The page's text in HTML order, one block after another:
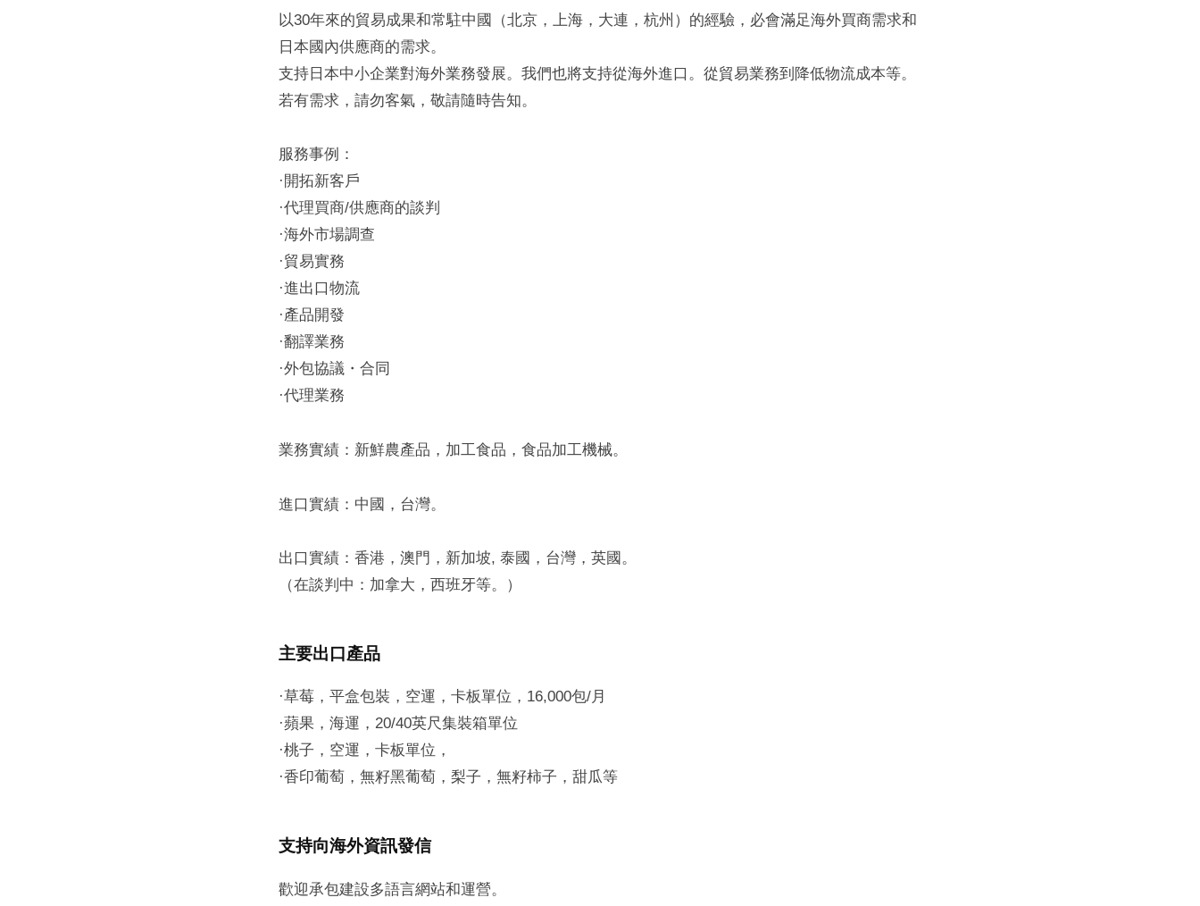
以30年來的貿易成果和常駐中國（北京，上海，大連，杭州）的經驗，必會滿足海外買商需求和
日本國內供應商的需求。
支持日本中小企業對海外業務發展。我們也將支持從海外進口。從貿易業務到降低物流成本等。
若有需求，請勿客氣，敬請隨時告知。
服務事例：
·開拓新客戶
·代理買商/供應商的談判
·海外市場調查
·貿易實務
·進出口物流
·產品開發
·翻譯業務
·外包協議・合同
·代理業務
業務實績：新鮮農產品，加工食品，食品加工機械。
進口實績：中國，台灣。
出口實績：香港，澳門，新加坡, 泰國，台灣，英國。
（在談判中：加拿大，西班牙等。）
主要出口產品
·草莓，平盒包裝，空運，卡板單位，16,000包/月
·蘋果，海運，20/40英尺集裝箱單位
·桃子，空運，卡板單位，
·香印葡萄，無籽黑葡萄，梨子，無籽柿子，甜瓜等
支持向海外資訊發信
歡迎承包建設多語言網站和運營。